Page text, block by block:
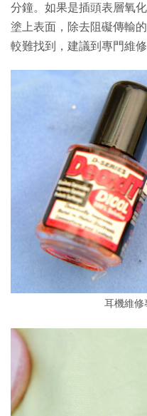
分鐘。如果是插頭表層氧
塗上表面，除去阻礙傳輸
較難找到，建議到專門維
耳機維修